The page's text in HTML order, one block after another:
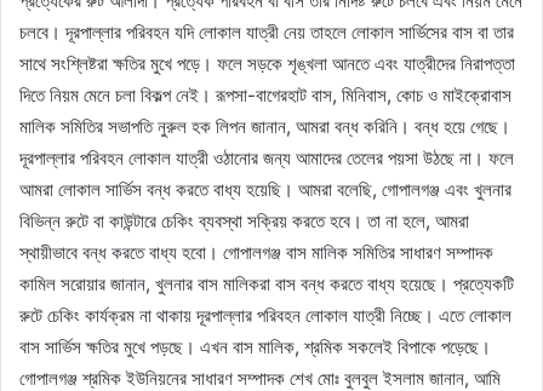
চলবে। দূরপাল্লার পরিবহন যদি লোকাল যাত্রী নেয় তাহলে লোকাল সার্ভিসের বাস বা তার
সাথে সংশ্লিষ্টরা ক্ষতির মুখে পড়ে। ফলে সড়কে শৃঙ্খলা আনতে এবং যাত্রীদের নিরাপত্তা
দিতে নিয়ম মেনে চলা বিকল্প নেই। রূপসা-বাগেরহাট বাস, মিনিবাস, কোচ ও মাইক্রোবাস
মালিক সমিতির সভাপতি নুরুল হক লিপন জানান, আমরা বন্ধ করিনি। বন্ধ হয়ে গেছে।
দূরপাল্লার পরিবহন লোকাল যাত্রী ওঠানোর জন্য আমাদের তেলের পয়সা উঠছে না। ফলে
আমরা লোকাল সার্ভিস বন্ধ করতে বাধ্য হয়েছি। আমরা বলেছি, গোপালগঞ্জ এবং খুলনার
বিভিন্ন রুটে বা কাউন্টারে চেকিং ব্যবস্থা সক্রিয় করতে হবে। তা না হলে, আমরা
স্থায়ীভাবে বন্ধ করতে বাধ্য হবো। গোপালগঞ্জ বাস মালিক সমিতির সাধারণ সম্পাদক
কামিল সরোয়ার জানান, খুলনার বাস মালিকরা বাস বন্ধ করতে বাধ্য হয়েছে। প্রত্যেকটি
রুটে চেকিং কার্যক্রম না থাকায় দূরপাল্লার পরিবহন লোকাল যাত্রী নিচ্ছে। এতে লোকাল
বাস সার্ভিস ক্ষতির মুখে পড়ছে। এখন বাস মালিক, শ্রমিক সকলেই বিপাকে পড়েছে।
গোপালগঞ্জ শ্রমিক ইউনিয়নের সাধারণ সম্পাদক শেখ মোঃ বুলবুল ইসলাম জানান, আমি